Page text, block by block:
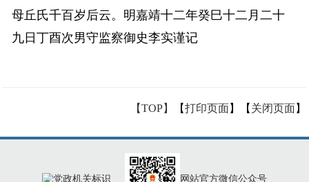
母丘氏千百岁后云。明嘉靖十二年癸巳十二月二十
九日丁酉次男守监察御史李实谨记
【TOP】 【打印页面】【 关闭页面】
网站官方微信公众号